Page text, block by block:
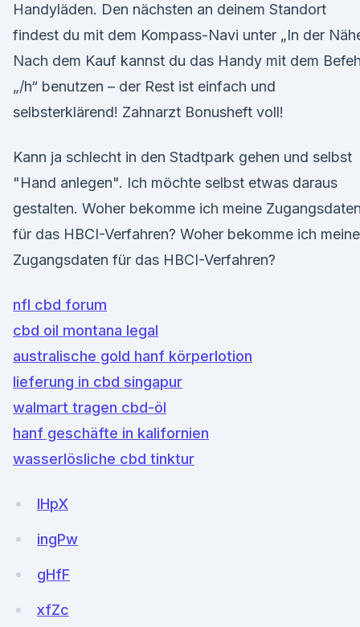
Handyläden. Den nächsten an deinem Standort
findest du mit dem Kompass-Navi unter „In der
Nach dem Kauf kannst du das Handy mit dem
„/h“ benutzen – der Rest ist einfach und
selbsterklärend! Zahnarzt Bonusheft voll!
Kann ja schlecht in den Stadtpark gehen und selbst
"Hand anlegen". Ich möchte selbst etwas daraus
gestalten. Woher bekomme ich meine Zugangsdaten
für das HBCI-Verfahren? Woher bekomme ich meine
Zugangsdaten für das HBCI-Verfahren?
nfl cbd forum
cbd oil montana legal
australische gold hanf körperlotion
lieferung in cbd singapur
walmart tragen cbd-öl
hanf geschäfte in kalifornien
wasserlösliche cbd tinktur
lHpX
ingPw
gHfF
xfZc